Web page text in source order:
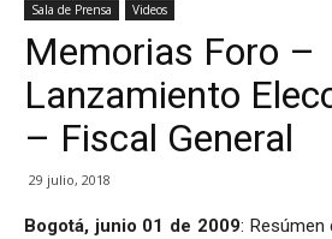
Sala de Prensa Videos
Memorias Foro –
Lanzamiento
– Fiscal General
29 julio, 2018
Bogotá, junio 01 de 2009: Resúmen